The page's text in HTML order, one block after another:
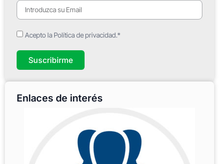
Acepto la Política de privacidad.*
Suscribirme
Enlaces de interés